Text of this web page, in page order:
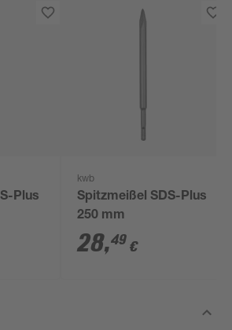
Plus
kwb
Spitzmeißel SDS-Plus
250 mm
28,49 €